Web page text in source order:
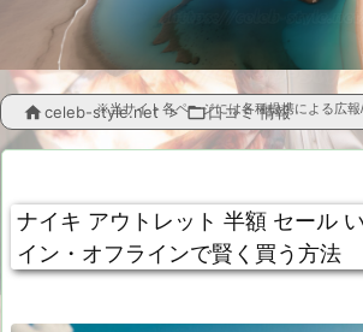
celeb-style.net > 口コミ 情報
※当サイト各ページには各種提携による広
ナイキ アウトレット 半額 セール
イン・オフラインで賢く買う方法